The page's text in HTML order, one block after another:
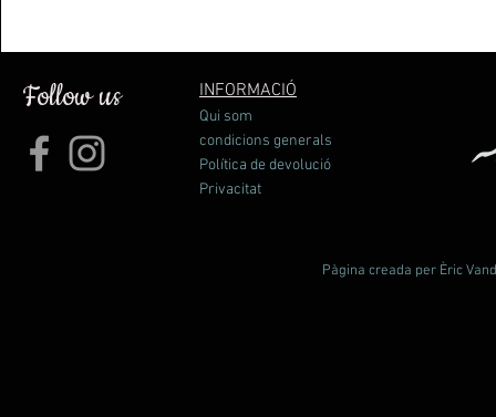
Follow us INFORMACIÓ
Qui som
condicions generals
Política de devolució
Privacitat
Pàgina creada per Èric